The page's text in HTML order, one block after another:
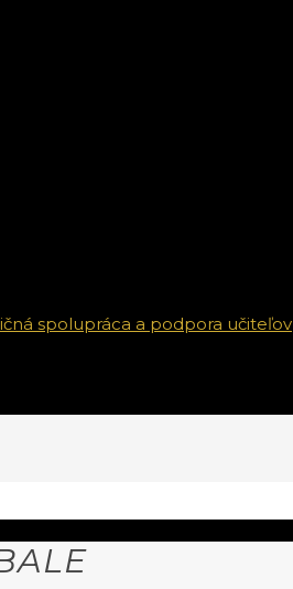
spolupráca a podpora učiteľov